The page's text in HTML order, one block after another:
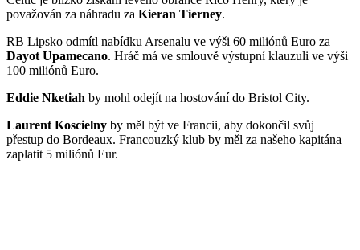
považován za náhradu za Kieran Tierney.
RB Lipsko odmítl nabídku Arsenalu ve výši 60 miliónů Euro za
Dayot Upamecano. Hráč má ve smlouvě výstupní klauzuli ve výši
100 miliónů Euro.
Eddie Nketiah by mohl odejít na hostování do Bristol City.
Laurent Koscielny by měl být ve Francii, aby dokončil svůj
přestup do Bordeaux. Francouzký klub by měl za našeho kapitána
zaplatit 5 miliónů Eur.